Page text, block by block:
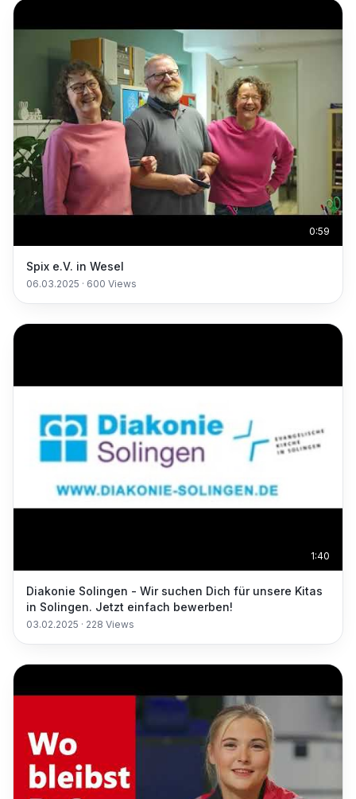
0:59
Spix e.V. in Wesel
06.03.2025 · 600 Views
1:40
Diakonie Solingen - Wir suchen Dich für unsere Kitas
in Solingen. Jetzt einfach bewerben!
03.02.2025 · 228 Views